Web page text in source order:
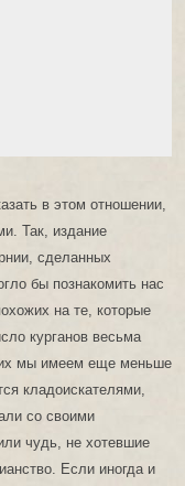
в этом отношении,
Так, издание
сделанных
бы познакомить нас
на те, которые
курганов весьма
мы имеем еще меньше
кладоискателями,
со своими
чудь, не хотевшие
Если иногда и